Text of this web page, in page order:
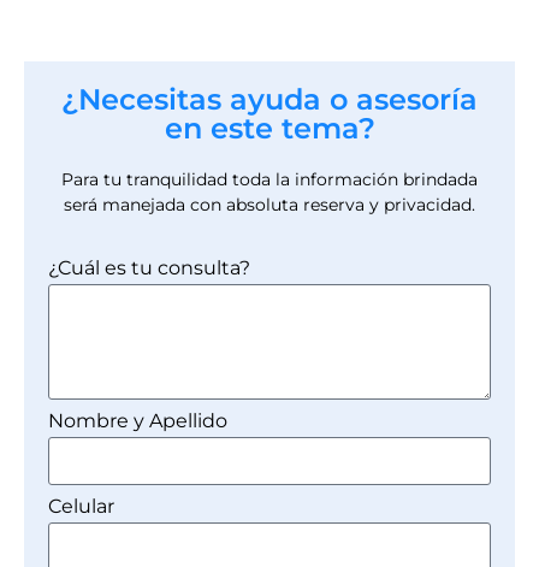
¿Necesitas ayuda o asesoría
en este tema?
Para tu tranquilidad toda la información brindada
será manejada con absoluta reserva y privacidad.
¿Cuál es tu consulta?
Nombre y Apellido
Celular